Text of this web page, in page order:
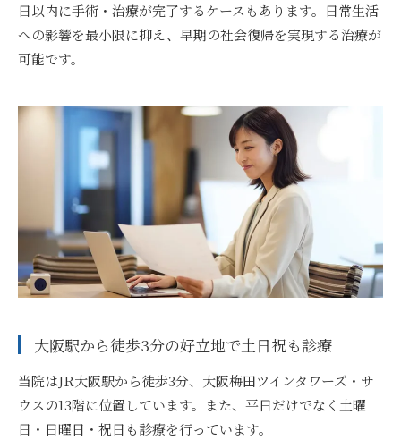
日以内に手術・治療が完了するケースもあります。日常生活
への影響を最小限に抑え、早期の社会復帰を実現する治療が
可能です。
大阪駅から徒歩3分の好立地で土日祝も診療
当院はJR大阪駅から徒歩3分、大阪梅田ツインタワーズ・サ
ウスの13階に位置しています。また、平日だけでなく土曜
日・日曜日・祝日も診療を行っています。